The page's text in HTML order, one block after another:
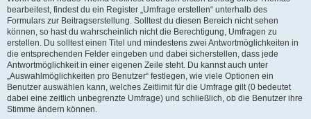
bearbeitest, findest du ein Register „Umfrage erstellen“ unterhalb des
Formulars zur Beitragserstellung. Solltest du diesen Bereich nicht sehen
können, so hast du wahrscheinlich nicht die Berechtigung, Umfragen zu
erstellen. Du solltest einen Titel und mindestens zwei Antwortmöglichkeiten in
die entsprechenden Felder eingeben und dabei sicherstellen, dass jede
Antwortmöglichkeit in einer eigenen Zeile steht. Du kannst auch unter
„Auswahlmöglichkeiten pro Benutzer“ festlegen, wie viele Optionen ein
Benutzer auswählen kann, welches Zeitlimit für die Umfrage gilt (0 bedeutet
dabei eine zeitlich unbegrenzte Umfrage) und schließlich, ob die Benutzer ihre
Stimme ändern können.